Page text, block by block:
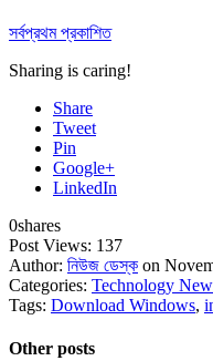
সর্বপ্রথম প্রকাশিত
Sharing is caring!
Share
Tweet
Pin
Google+
LinkedIn
0shares
Post Views: 137
Author: নিউজ ডেস্ক on
Categories: Technology
Tags: Download Windows,
Other posts